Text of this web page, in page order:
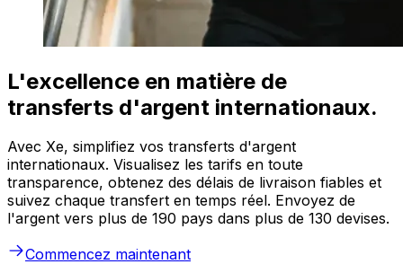
L'excellence en matière de
transferts d'argent internationaux.
Avec Xe, simplifiez vos transferts d'argent
internationaux. Visualisez les tarifs en toute
transparence, obtenez des délais de livraison fiables et
suivez chaque transfert en temps réel. Envoyez de
l'argent vers plus de 190 pays dans plus de 130 devises.
Commencez maintenant